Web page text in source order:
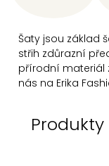
Šaty jsou základ
střih zdůrazní
přírodní materiál
nás na Erika